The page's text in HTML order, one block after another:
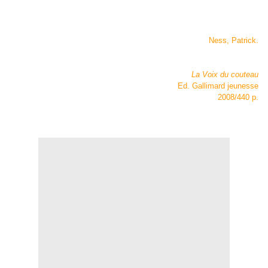
Ness, Patrick.
La Voix du couteau
Ed. Gallimard jeunesse
2008/440 p.